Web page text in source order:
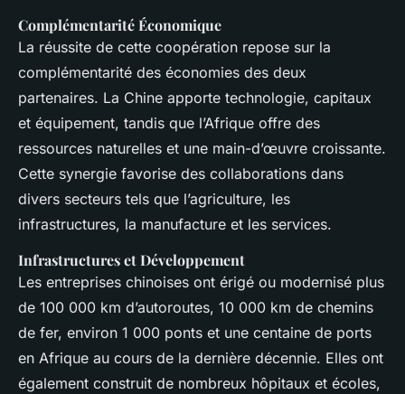
Complémentarité Économique
La réussite de cette coopération repose sur la
complémentarité des économies des deux
partenaires. La Chine apporte technologie, capitaux
et équipement, tandis que l’Afrique offre des
ressources naturelles et une main-d’œuvre croissante.
Cette synergie favorise des collaborations dans
divers secteurs tels que l’agriculture, les
infrastructures, la manufacture et les services.
Infrastructures et Développement
Les entreprises chinoises ont érigé ou modernisé plus
de 100 000 km d’autoroutes, 10 000 km de chemins
de fer, environ 1 000 ponts et une centaine de ports
en Afrique au cours de la dernière décennie. Elles ont
également construit de nombreux hôpitaux et écoles,